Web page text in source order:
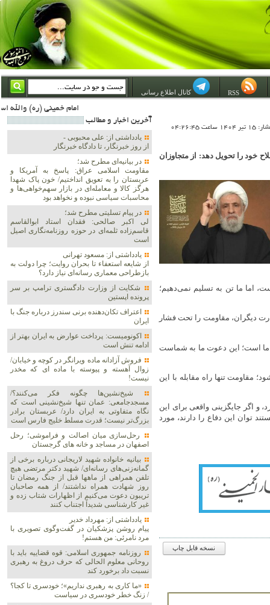
کانال اطلاع رسانی
امام خمینی (ره) والله اسلام تمامش سیاست است؛ ***** امام شهید: به گفتار امام و کردار امام اهتمام بورزید ***** امام خمینی(ره): ان شاء الله ما اندوه دلمان را در وقت مناسب با انتقام از امریکا و آل سعود برطرف خواهیم ساخت و
04:26:45
خود را تحویل دهد: از متجاوزان
اما ما تن به تسلیم نمی‌دهیم؛
دیگران، مقاومت را تحت فشار
ما است؛ این دعوت ما به شماست
مقاومت تنها راه مقابله با این
و اگر جایگزینی واقعی برای این
توان این دفاع را دارند، مورد
نسخه قابل چاپ
آخرين اخبار و مطالب
یادداشتی از: علی محبوبی -
از روز خبرنگار، تا دادگاه خبرنگار
در بیانیه‌ای مطرح شد؛
مقاومت اسلامی عراق: پاسخ به آمریکا و
عربستان را به تعویق انداختیم/ خون پاک شهدا
هرگز کالا و معامله‌ای در بازار سهم‌خواهی‌ها و
محاسبات سیاسی نبوده و نخواهد بود
در پیام تسلیتی مطرح شد؛
لی اکبر صالحی: فقدان استاد ابوالقاسم
قاسم‌زاده ثلمه‌ای در حوزه روزنامه‌نگاری اصیل
است
یادداشتی از: مسعود تهرانی
از شایعه استعفاء تا بحران روایت؛ چرا دولت به
بازطراحی معماری رسانه‌ای نیاز دارد؟
شکایت از وزارت دادگستری ترامپ بر سر
پرونده اپستین
اعتراف تکان‌دهنده برنی سندرز درباره جنگ با
ایران
اکونومیست: پرداخت عوارض به ایران بهتر از
ادامه تنش است
فروش آزادانه ماده ویرانگر در کوچه و خیابان/
زوال آهسته و پیوسته با ماده ای که مخدر
نیست!
شیخ‌نشین‌ها چگونه فکر می‌کنند؟/
مسجدجامعی: عمان تنها شیخ‌نشینی است که
نگاه متفاوتی به ایران دارد/ عربستان برادر
بزرگ‌تر نیست؛ قدرت مسلط خلیج فارس است
رحل‌سازی میان اصالت و فراموشی؛ رحل
اصفهان در مساجد و خانه های گرجستان
بیانیه خانواده شهید لاریجانی درباره برخی از
گمانه‌زنی‌های رسانه‌ای/ شهید دکتر مرتضی هیچ
تلفن همراهی از ماهها قبل از جنگ رمضان تا
روز شهادت همراه نداشتند/ از همه صاحبان
تریبون دعوت می‌کنیم از اظهارات شتاب زده و
غیر کارشناسی شدیداً اجتناب کنند
یادداشتی از: مهرداد خدیر
پیام روشن پزشکیان در گفت‌و‌گوی تصویری با
مرد نامرئی: من هستم!
روزنامه جمهوری اسلامی: قوه قضاییه باید با
روحانی معلوم الحالی که حرف دروغ به رهبری
نسبت داد برخورد کند
«ما کاری به رهبری نداریم»؛ خودسری تا کجا؟
/ زنگ خطر خودسری در سیاست